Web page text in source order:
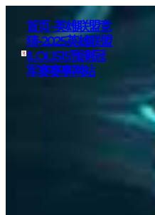
首页–英雄联盟竞
猜-2025英雄联盟
(LOL)S15预测冠
军赛赛事网站